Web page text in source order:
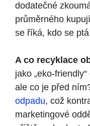
dodatečné
průměrného
se říká, kdo se
A co recyklace
jako „eko-
ale co je před
odpadu, což
marketingové